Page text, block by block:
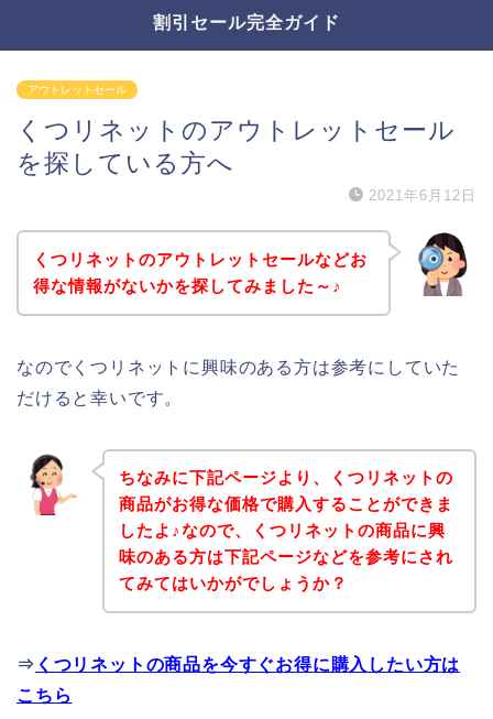
割引セール完全ガイド
アウトレットセール
くつリネットのアウトレットセール
を探している方へ
2021年6月12日
くつリネットのアウトレットセールなどお
得な情報がないかを探してみました～♪
なのでくつリネットに興味のある方は参考にしていた
だけると幸いです。
ちなみに下記ページより、くつリネットの
商品がお得な価格で購入することができま
したよ♪なので、くつリネットの商品に興
味のある方は下記ページなどを参考にされ
てみてはいかがでしょうか？
⇒ くつリネットの商品を今すぐお得に購入したい方は
こちら